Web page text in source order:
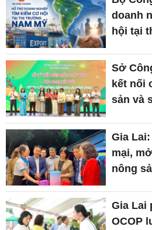
doanh
hội tại
Sở
kết nối
sản và
Gia
mại,
nông
Gia Lai
OCOP